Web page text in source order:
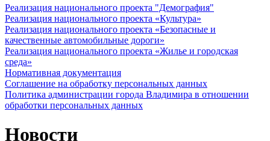
Реализация национального проекта "Демография"
Реализация национального проекта «Культура»
Реализация национального проекта «Безопасные и
качественные автомобильные дороги»
Реализация национального проекта «Жилье и городская
среда»
Нормативная документация
Соглашение на обработку персональных данных
Политика администрации города Владимира в отношении
обработки персональных данных
Новости